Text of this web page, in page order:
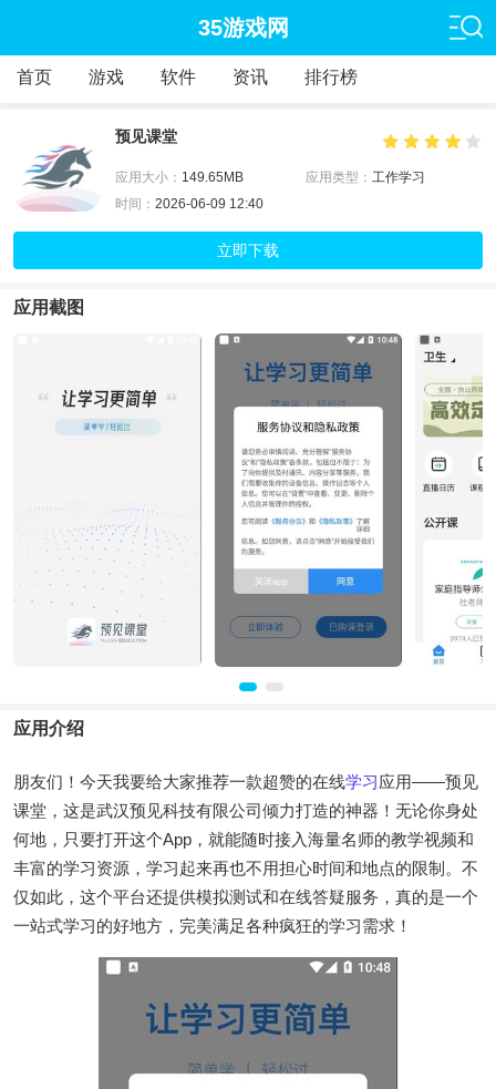
35游戏网
首页 游戏 软件 资讯 排行榜
预见课堂
应用大小： 149.65MB 应用类型： 工作学习
时间： 2026-06-09 12:40
立即下载
应用截图
应用介绍
朋友们！今天我要给大家推荐一款超赞的在线学习应用——预见
课堂，这是武汉预见科技有限公司倾力打造的神器！无论你身处
何地，只要打开这个App，就能随时接入海量名师的教学视频和
丰富的学习资源，学习起来再也不用担心时间和地点的限制。不
仅如此，这个平台还提供模拟测试和在线答疑服务，真的是一个
一站式学习的好地方，完美满足各种疯狂的学习需求！